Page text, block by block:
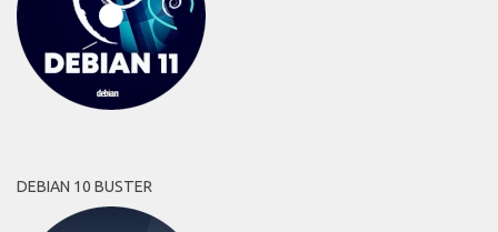
DEBIAN 10 BUSTER